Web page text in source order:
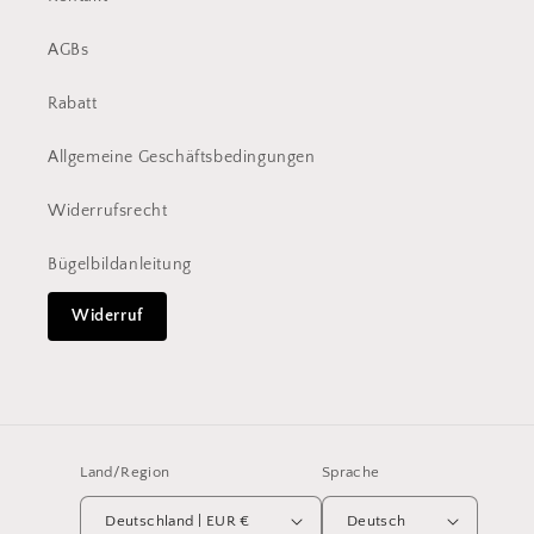
AGBs
Rabatt
Allgemeine Geschäftsbedingungen
Widerrufsrecht
Bügelbildanleitung
Widerruf
Land/Region
Deutschland | EUR €
Sprache
Deutsch